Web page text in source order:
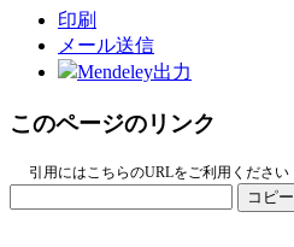
印刷
メール送信
Mendeley出力
このページのリンク
引用にはこちらのURLをご利用ください
コピー